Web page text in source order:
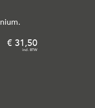
31,50